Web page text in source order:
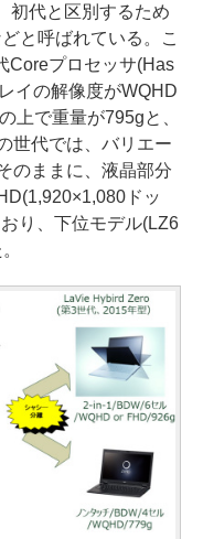
初代と区別するため
と呼ばれている。こ
Coreプロセッサ(Has
イの解像度がWQHD
上で重量が795gと、
世代では、バリエー
のままに、液晶部分
ドッ
り、下位モデル(LZ6